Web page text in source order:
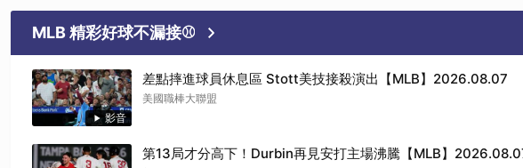
MLB 精彩好球不漏接⚾
影音
差點摔進球員休息區 Stott美技接殺演出【MLB】2026.08.07
美國職棒大聯盟
第13局才分高下！Durbin再見安打主場沸騰【MLB】